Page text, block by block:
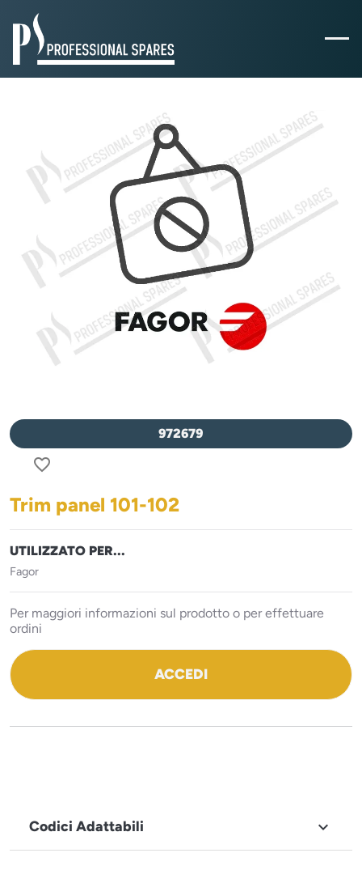
972679
favorite_border
Trim panel 101-102
UTILIZZATO PER...
Fagor
Per maggiori informazioni sul prodotto o per effettuare
ordini
ACCEDI
Codici Adattabili 